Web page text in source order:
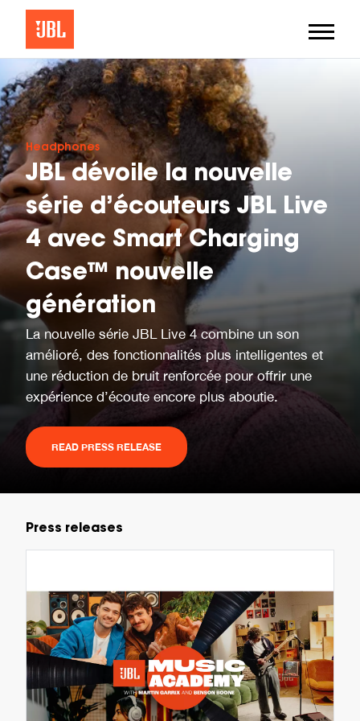
Headphones
JBL dévoile la nouvelle
série d’écouteurs JBL Live
4 avec Smart Charging
Case™ nouvelle
génération
La nouvelle série JBL Live 4 combine un son
amélioré, des fonctionnalités plus intelligentes et
une réduction de bruit renforcée pour offrir une
expérience d’écoute encore plus aboutie.
READ PRESS RELEASE
Press releases